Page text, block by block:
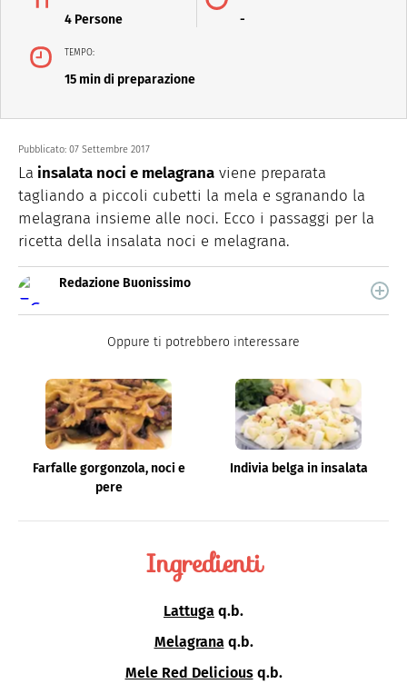
4 Persone -
TEMPO:
15 min di preparazione
Pubblicato: 07 Settembre 2017
La insalata noci e melagrana viene preparata
tagliando a piccoli cubetti la mela e sgranando la
melagrana insieme alle noci. Ecco i passaggi per la
ricetta della insalata noci e melagrana.
Redazione Buonissimo
quale trovi idee veloci, facili e spiegate passo passo.
Oppure ti potrebbero interessare
Farfalle gorgonzola, noci e
pere
Indivia belga in insalata
Ingredienti
Lattuga q.b.
Melagrana q.b.
Mele Red Delicious q.b.